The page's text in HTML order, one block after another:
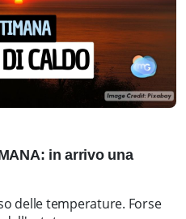
in arrivo una
delle temperature. Forse